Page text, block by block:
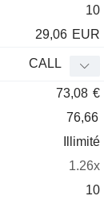
10
29,06 EUR
CALL
73,08 €
76,66
Illimité
1.26x
10